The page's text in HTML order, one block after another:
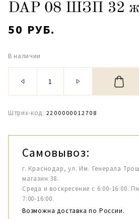
DAP 08 ШЗП 32
50 РУБ.
В наличии
Штрих-код: 2200000012708
Самовывоз:
г. Краснодар, ул. Им. Генерала
магазин 38.
Среда и воскресение с 6:00-16:00.
7:00-16:00.
Возможна доставка по России.